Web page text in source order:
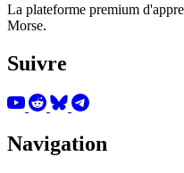
La plateforme premium
Morse.
Suivre
Navigation